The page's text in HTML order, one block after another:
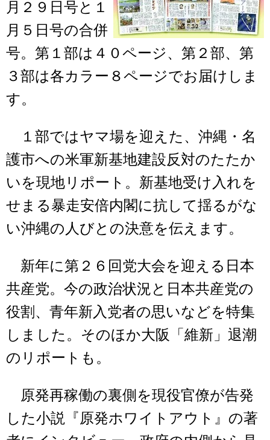
月２９日号と１
月５日号の合併
号。第１部は４０ページ、第２部、第
３部は各カラー８ページでお届けしま
す。
１部ではヤマ場を迎えた、沖縄・名
護市への米軍新基地建設反対のたたか
いを現地リポート。新基地受け入れを
せまる暴走安倍内閣に抗して揺るがな
い沖縄の人びとの決意を伝えます。
新年に第２６回党大会を迎える日本
共産党。今の政治状況と日本共産党の
役割、青年新入党者の思いなどを特集
しました。そのほか大阪「維新」退潮
のリポートも。
原発再稼働の裏側を現役官僚が告発
した小説『原発ホワイトアウト』の著